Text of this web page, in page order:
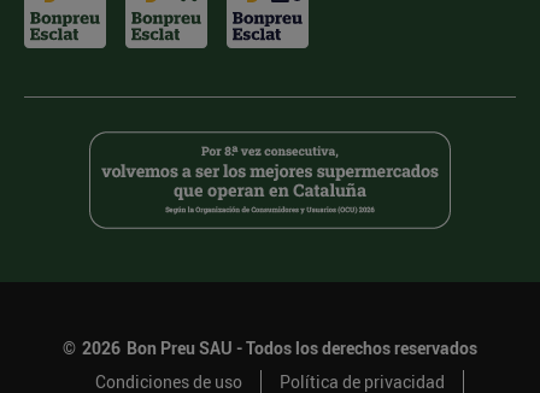
© 2026 Bon Preu SAU - Todos los derechos reservados
Condiciones de uso
Política de privacidad